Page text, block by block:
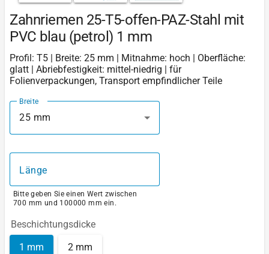
Zahnriemen 25-T5-offen-PAZ-Stahl mit
PVC blau (petrol) 1 mm
Profil: T5 | Breite: 25 mm | Mitnahme: hoch | Oberfläche:
glatt | Abriebfestigkeit: mittel-niedrig | für
Folienverpackungen, Transport empfindlicher Teile
Breite
25 mm
Länge
Bitte geben Sie einen Wert zwischen
700 mm und 100000 mm ein.
Beschichtungsdicke
1 mm 2 mm